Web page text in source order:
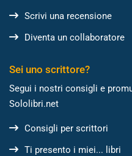
Scrivi una recensione
Diventa un collaboratore
Sei uno scrittore?
Segui i nostri consigli e
Sololibri.net
Consigli per scrittori
Ti presento i miei... libri